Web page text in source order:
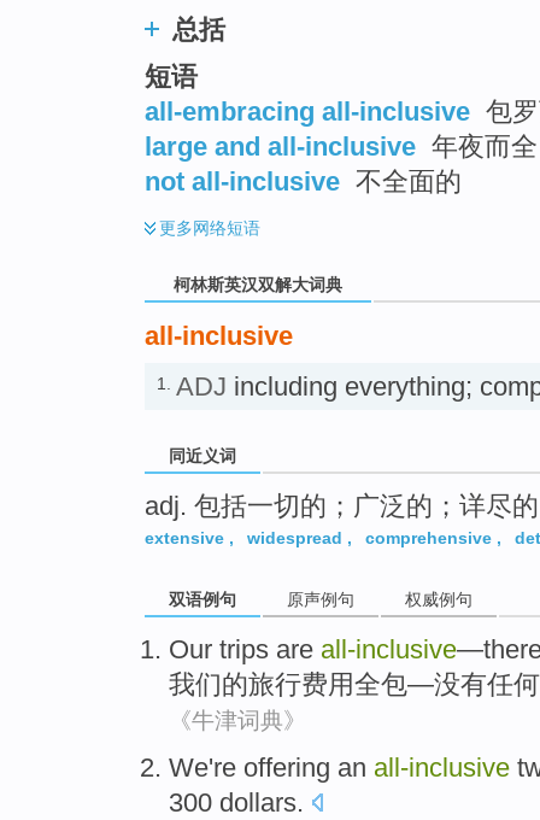
总括
短语
all-embracing all-inclusive 包
large and all-inclusive 年夜而
not all-inclusive 不全面的
更多网络短语
柯林斯英汉双解大词典
all-inclusive
1. ADJ including everything;
同近义词
adj. 包括一切的；广泛的；详尽的
extensive , widespread , comprehensive ,
双语例句 原声例句 权威例句
Our trips are all-inclusive—
我们的旅行费用全包—没有任何
《牛津词典》
We're offering an all-inclusive
300 dollars.